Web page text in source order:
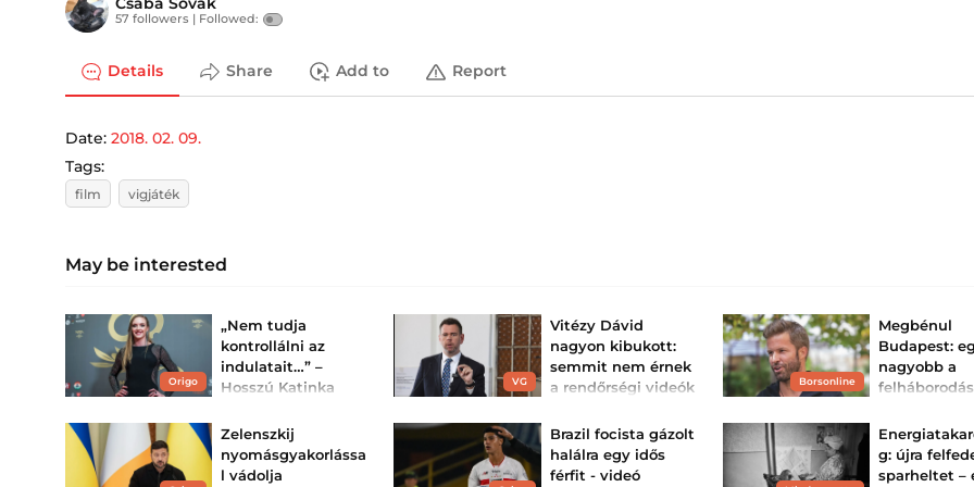
57 followers | Followed:
Details Share Add to Report
Date: 2018. 02. 09.
Tags:
film vigjáték
May be interested
Origo
„Nem tudja
kontrollálni az
indulatait…” –
Hosszú Katinka
válásáról
Tizenegy éve Hosszú
Katinka világcsúccsal
sokkolta a mezőnyt a
VG
Vitézy Dávid
nagyon kibukott:
semmit nem érnek
a rendőrségi videók
hajtott át egy ...
Átlagsebesség-mérésre
van szükség.
Borsonline
Megbénul
Budapest:
nagyobb a
felháborodás
bulija miatt
Vitézy
megs...
Zelenszkij
nyomásgyakorlássa
l vádolja
Brazil focista gázolt
halálra egy idős
férfit - videó
g: újra
sparheltet –